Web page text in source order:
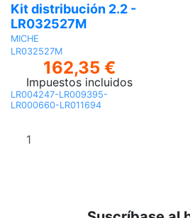
Kit distribución 2.2 -
LR032527M
MICHE
LR032527M
162,35 €
Impuestos incluidos
LR004247-LR009395-
LR000660-LR011694